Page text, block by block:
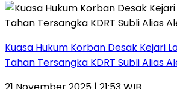
Kuasa Hukum Korban Desak Kejari
Tahan Tersangka KDRT Subli Alias